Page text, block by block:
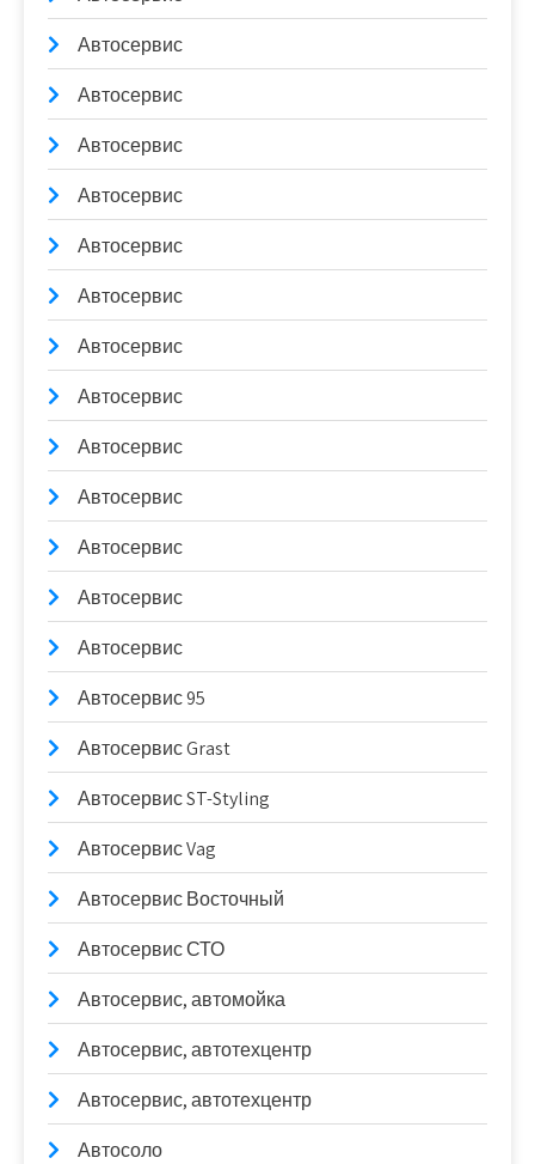
Автосервис
Автосервис
Автосервис
Автосервис
Автосервис
Автосервис
Автосервис
Автосервис
Автосервис
Автосервис
Автосервис
Автосервис
Автосервис
Автосервис 95
Автосервис Grast
Автосервис ST-Styling
Автосервис Vag
Автосервис Восточный
Автосервис СТО
Автосервис, автомойка
Автосервис, автотехцентр
Автосервис, автотехцентр
Автосоло